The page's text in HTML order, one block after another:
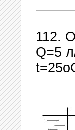
112.
Q=5